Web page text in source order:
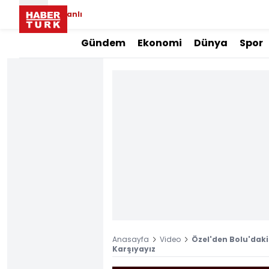
Canlı
Gündem Ekonomi Dünya Spor
Anasayfa Video
Özel'den Bolu'daki
Karşıyayız